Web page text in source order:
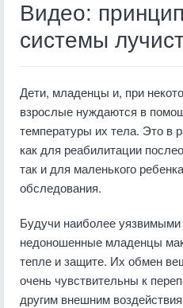
Видео:
системы
Дети, младенцы и, при
взрослые нуждаются в
температуры их тела. Это в
как для реабилитации
так и для маленького
обследования.
Будучи наиболее
недоношенные младенцы
тепле и защите. Их обмен
очень чувствительны к
другим внешним